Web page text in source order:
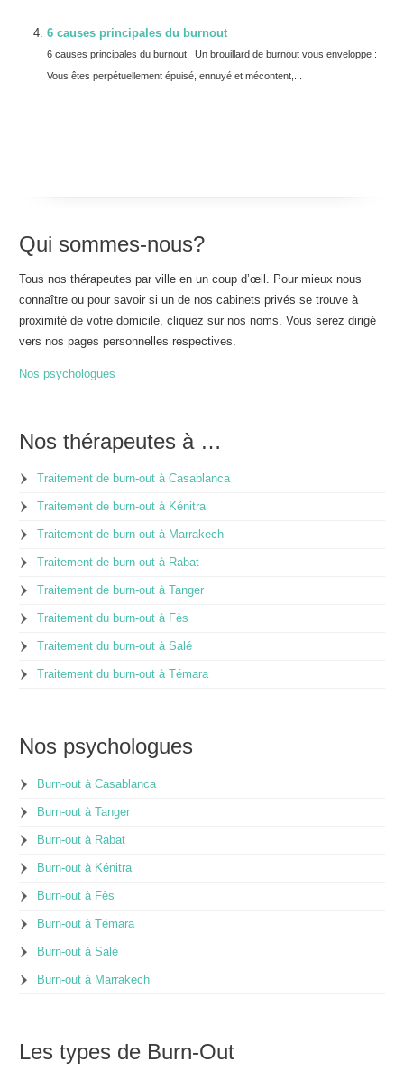
6 causes principales du burnout
6 causes principales du burnout Un brouillard de burnout vous enveloppe :
Vous êtes perpétuellement épuisé, ennuyé et mécontent,...
Qui sommes-nous?
Tous nos thérapeutes par ville en un coup d’œil. Pour mieux nous
connaître ou pour savoir si un de nos cabinets privés se trouve à
proximité de votre domicile, cliquez sur nos noms. Vous serez dirigé
vers nos pages personnelles respectives.
Nos psychologues
Nos thérapeutes à …
Traitement de burn-out à Casablanca
Traitement de burn-out à Kénitra
Traitement de burn-out à Marrakech
Traitement de burn-out à Rabat
Traitement de burn-out à Tanger
Traitement du burn-out à Fès
Traitement du burn-out à Salé
Traitement du burn-out à Témara
Nos psychologues
Burn-out à Casablanca
Burn-out à Tanger
Burn-out à Rabat
Burn-out à Kénitra
Burn-out à Fès
Burn-out à Témara
Burn-out à Salé
Burn-out à Marrakech
Les types de Burn-Out